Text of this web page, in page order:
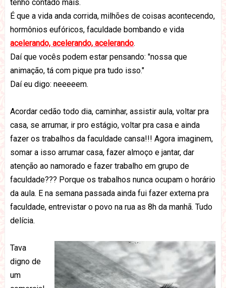
tenho contado mais.
É que a vida anda corrida, milhões de coisas acontecendo,
hormônios eufóricos, faculdade bombando e vida
acelerando, acelerando, acelerando.
Daí que vocês podem estar pensando: "nossa que
animação, tá com pique pra tudo isso."
Daí eu digo: neeeeem.
Acordar cedão todo dia, caminhar, assistir aula, voltar pra
casa, se arrumar, ir pro estágio, voltar pra casa e ainda
fazer os trabalhos da faculdade cansa!!! Agora imaginem,
somar a isso arrumar casa, fazer almoço e jantar, dar
atenção ao namorado e fazer trabalho em grupo de
faculdade??? Porque os trabalhos nunca ocupam o horário
da aula. E na semana passada ainda fui fazer externa pra
faculdade, entrevistar o povo na rua as 8h da manhã. Tudo
delícia.
Tava
digno de
um